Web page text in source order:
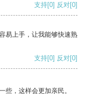
支持[0] 反对[0]
易上手，让我能够快速熟
支持[0] 反对[0]
些，这样会更加亲民。